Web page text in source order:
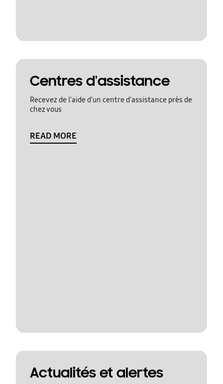
Centres d'assistance
Recevez de l'aide d'un centre d'assistance près de
chez vous
READ MORE
Actualités et alertes